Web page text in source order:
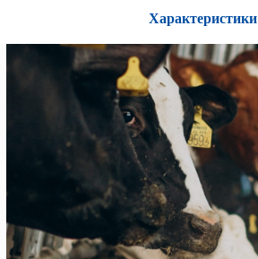
Характеристики